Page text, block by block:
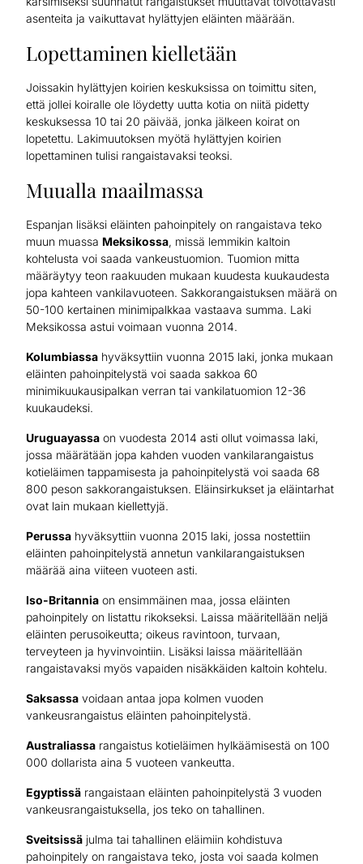
asenteita ja vaikuttavat hylättyjen eläinten määrään.
Lopettaminen kielletään
Joissakin hylättyjen koirien keskuksissa on toimittu siten,
että jollei koiralle ole löydetty uutta kotia on niitä pidetty
keskuksessa 10 tai 20 päivää, jonka jälkeen koirat on
lopetettu. Lakimuutoksen myötä hylättyjen koirien
lopettaminen tulisi rangaistavaksi teoksi.
Muualla maailmassa
Espanjan lisäksi eläinten pahoinpitely on rangaistava teko
muun muassa Meksikossa, missä lemmikin kaltoin
kohtelusta voi saada vankeustuomion. Tuomion mitta
määräytyy teon raakuuden mukaan kuudesta kuukaudesta
jopa kahteen vankilavuoteen. Sakkorangaistuksen määrä on
50-100 kertainen minimipalkkaa vastaava summa. Laki
Meksikossa astui voimaan vuonna 2014.
Kolumbiassa hyväksyttiin vuonna 2015 laki, jonka mukaan
eläinten pahoinpitelystä voi saada sakkoa 60
minimikuukausipalkan verran tai vankilatuomion 12-36
kuukaudeksi.
Uruguayassa on vuodesta 2014 asti ollut voimassa laki,
jossa määrätään jopa kahden vuoden vankilarangaistus
kotieläimen tappamisesta ja pahoinpitelystä voi saada 68
800 peson sakkorangaistuksen. Eläinsirkukset ja eläintarhat
ovat lain mukaan kiellettyjä.
Perussa hyväksyttiin vuonna 2015 laki, jossa nostettiin
eläinten pahoinpitelystä annetun vankilarangaistuksen
määrää aina viiteen vuoteen asti.
Iso-Britannia on ensimmäinen maa, jossa eläinten
pahoinpitely on listattu rikokseksi. Laissa määritellään neljä
eläinten perusoikeutta; oikeus ravintoon, turvaan,
terveyteen ja hyvinvointiin. Lisäksi laissa määritellään
rangaistavaksi myös vapaiden nisäkkäiden kaltoin kohtelu.
Saksassa voidaan antaa jopa kolmen vuoden
vankeusrangaistus eläinten pahoinpitelystä.
Australiassa rangaistus kotieläimen hylkäämisestä on 100
000 dollarista aina 5 vuoteen vankeutta.
Egyptissä rangaistaan eläinten pahoinpitelystä 3 vuoden
vankeusrangaistuksella, jos teko on tahallinen.
Sveitsissä julma tai tahallinen eläimiin kohdistuva
pahoinpitely on rangaistava teko, josta voi saada kolmen